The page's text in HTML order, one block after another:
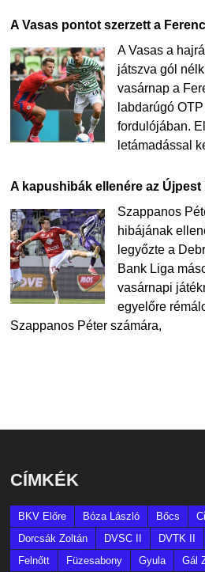
A Vasas pontot szerzett a
A Vasas a
játszva gól
vasárnap a
labdarúgó
fordulójában.
letámadással
A kapushibák ellenére az
Szappanos
hibájának
legyőzte a
Bank Liga
vasárnapi
egyelőre
Szappanos Péter számára,
CÍMKÉK
BKV Előre Bóza László Bőcs
Dorcsák Zoltán
DVSC II DVTK II
Felnőtt
Füzesabony Gyula Gál